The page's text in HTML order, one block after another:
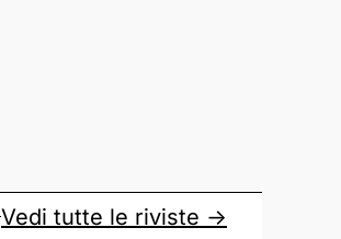
Vedi tutte le riviste ->